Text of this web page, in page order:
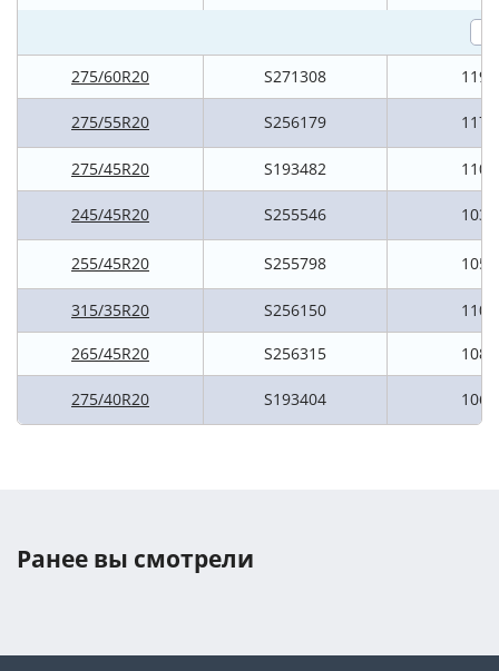
275/60R20 S271308 119V
275/55R20 S256179 117V
275/45R20 S193482 110V
245/45R20 S255546 103V
255/45R20 S255798 105V
315/35R20 S256150 110V
265/45R20 S256315 108V
275/40R20 S193404 106V
Ранее вы смотрели